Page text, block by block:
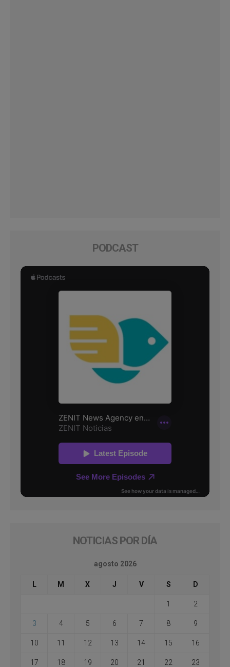
PODCAST
NOTICIAS POR DÍA
agosto 2026
L M X J V S D
1 2
3 4 5 6 7 8 9
10 11 12 13 14 15 16
17 18 19 20 21 22 23